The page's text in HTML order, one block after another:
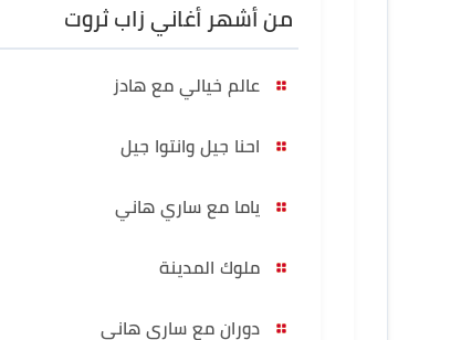
من أشهر أغاني زاب ثروت
عالم خيالي مع هادز
احنا جيل وانتوا جيل
ياما مع ساري هاني
ملوك المدينة
دوران مع ساري هاني